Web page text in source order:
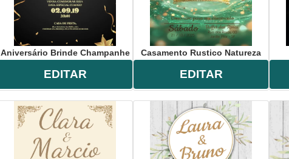
Aniversário Brinde Champanhe
EDITAR
Casamento Rustico Natureza
EDITAR